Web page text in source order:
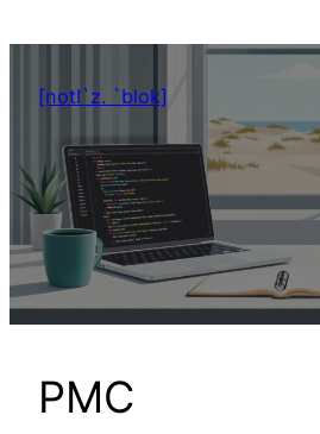
springen
[notI`z. `blok]
PMC